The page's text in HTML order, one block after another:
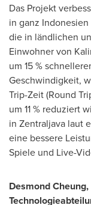
Das Projekt
in ganz
die in ländlichen
Einwohner von
um 15 %
Geschwindigkeit,
Trip-Zeit (Round
um 11 % reduziert
in Zentraljava laut
eine bessere
Spiele und Live-
Desmond Cheung